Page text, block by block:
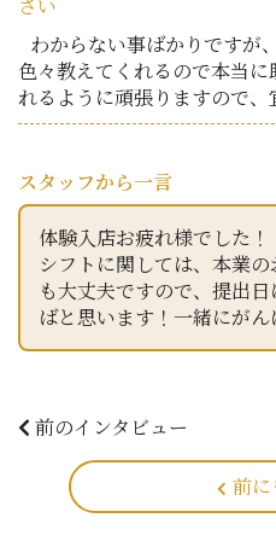
わからない事ばかりですが
色々教えてくれるので本当
れるように頑張りますので
スタッフから一言
体験入店お疲れ様でした！
シフトに関しては、本業
も大丈夫ですので、提出
ばと思います！一緒にが
前のインタビュー
前に